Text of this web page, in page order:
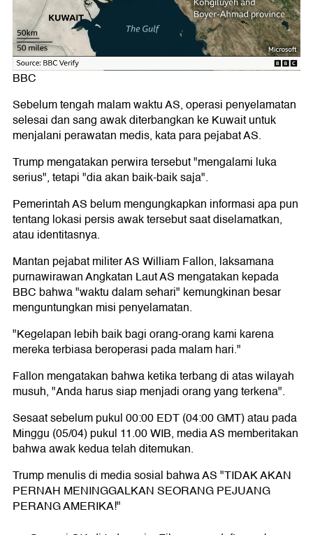
BBC
Sebelum tengah malam waktu AS, operasi penyelamatan
selesai dan sang awak diterbangkan ke Kuwait untuk
menjalani perawatan medis, kata para pejabat AS.
Trump mengatakan perwira tersebut "mengalami luka
serius", tetapi "dia akan baik-baik saja".
Pemerintah AS belum mengungkapkan informasi apa pun
tentang lokasi persis awak tersebut saat diselamatkan,
atau identitasnya.
Mantan pejabat militer AS William Fallon, laksamana
purnawirawan Angkatan Laut AS mengatakan kepada
BBC bahwa "waktu dalam sehari" kemungkinan besar
menguntungkan misi penyelamatan.
"Kegelapan lebih baik bagi orang-orang kami karena
mereka terbiasa beroperasi pada malam hari."
Fallon mengatakan bahwa ketika terbang di atas wilayah
musuh, "Anda harus siap menjadi orang yang terkena".
Sesaat sebelum pukul 00:00 EDT (04:00 GMT) atau pada
Minggu (05/04) pukul 11.00 WIB, media AS memberitakan
bahwa awak kedua telah ditemukan.
Trump menulis di media sosial bahwa AS "TIDAK AKAN
PERNAH MENINGGALKAN SEORANG PEJUANG
PERANG AMERIKA!"